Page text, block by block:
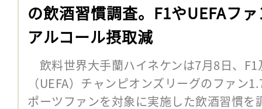
の飲酒習慣調査。F1やUEFAフ
アルコール摂取減
飲料世界大手蘭ハイネケンは7月8日、
（UEFA）チャンピオンズリーグのファン
ポーツファンを対象に実施した飲酒習慣